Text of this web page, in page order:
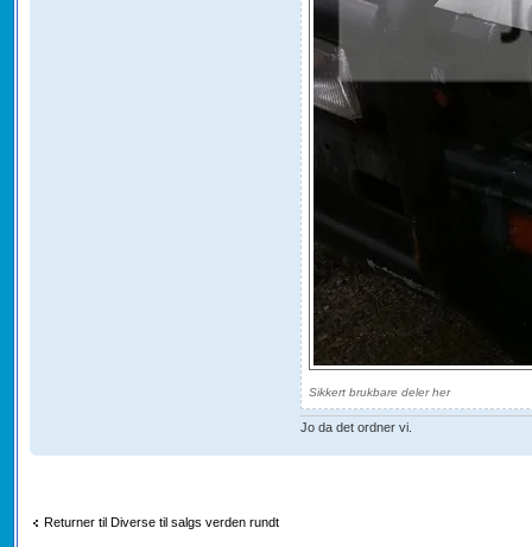
Sikkert brukbare deler her
Jo da det ordner vi.
Returner til Diverse til salgs verden rundt